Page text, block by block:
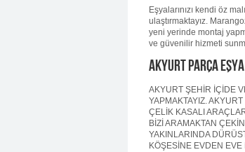
Eşyalarınızı kendi öz
ulaştırmaktayız.
yeni yerinde montaj
ve güvenilir hizmeti
Akyurt Parça
AKYURT ŞEHİR İÇİDE
YAPMAKTAYIZ.
ÇELİK KASALI
BİZİ ARAMAKTAN
YAKINLARINDA
KÖŞESİNE EVDEN EVE